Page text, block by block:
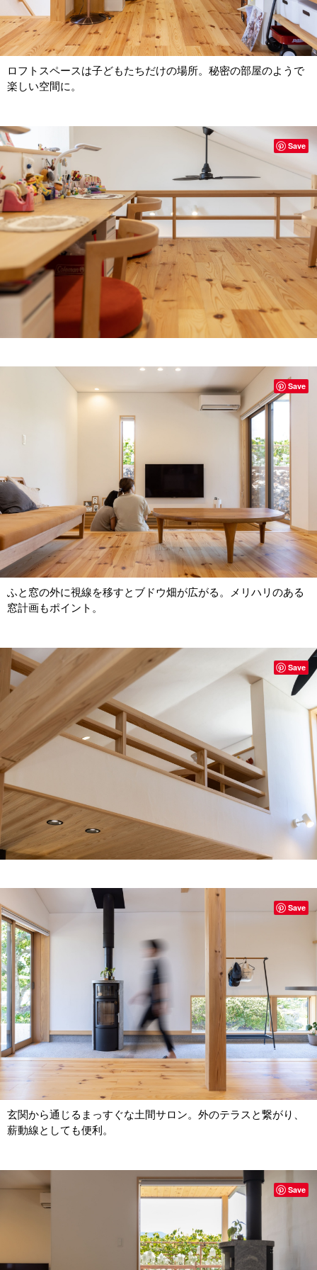
ロフトスペースは子どもたちだけの場所。秘密の部屋のようで
楽しい空間に。
Save
ふと窓の外に視線を移すとブドウ畑が広がる。メリハリのある
窓計画もポイント。
Save
Save
玄関から通じるまっすぐな土間サロン。外のテラスと繋がり、
薪動線としても便利。
Save
Save